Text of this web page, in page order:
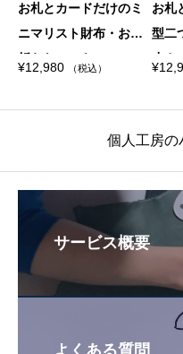
お札とカードだけのミ
ニマリスト財布・お札
折らない・キャッシュ
カラー
¥12,980 （税込）
お札
型二
小さ
イン
¥
個人工房の
サービス概要
よくある質問